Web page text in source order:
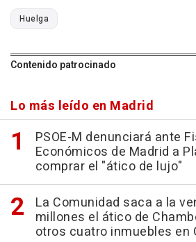
Huelga
Contenido patrocinado
Lo más leído en Madrid
PSOE-M denunciará ante
Económicos de Madrid a
comprar el "ático de lujo"
La Comunidad saca a la
millones el ático de
otros cuatro inmuebles en